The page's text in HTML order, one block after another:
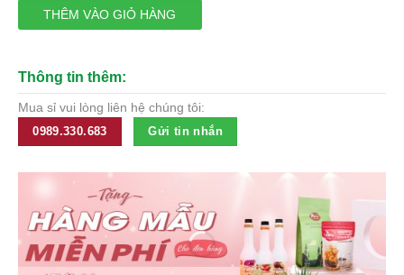
1,545,000₫.
THÊM VÀO GIỎ HÀNG
Thông tin thêm:
Mua sỉ vui lòng liên hệ chúng tôi:
0989.330.683
Gửi tin nhắn